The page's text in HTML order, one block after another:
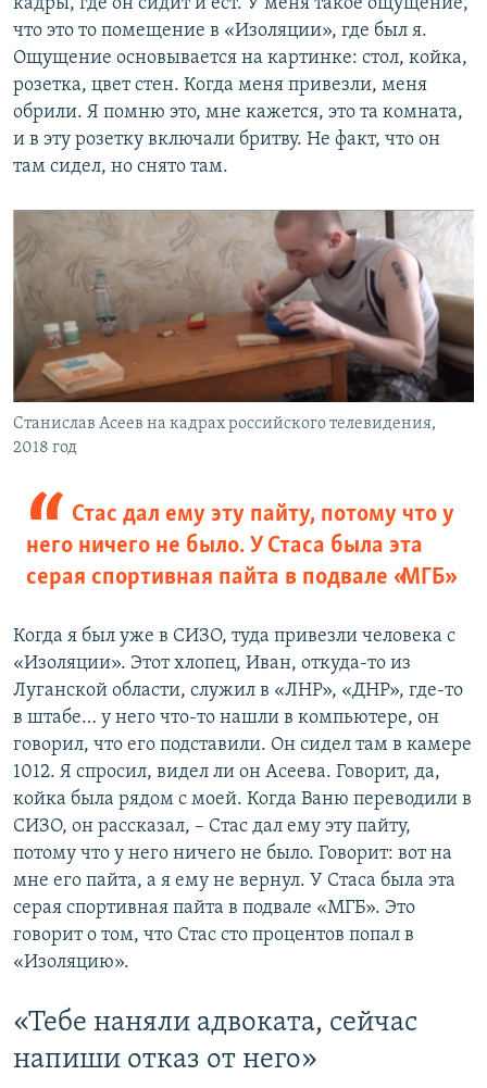
что это то помещение в «Изоляции», где был я.
Ощущение основывается на картинке: стол, койка,
розетка, цвет стен. Когда меня привезли, меня
обрили. Я помню это, мне кажется, это та комната,
и в эту розетку включали бритву. Не факт, что он
там сидел, но снято там.
Станислав Асеев на кадрах российского телевидения,
2018 год
Стас дал ему эту пайту, потому что у
него ничего не было. У Стаса была эта
серая спортивная пайта в подвале «МГБ»
Когда я был уже в СИЗО, туда привезли человека с
«Изоляции». Этот хлопец, Иван, откуда-то из
Луганской области, служил в «ЛНР», «ДНР», где-то
в штабе… у него что-то нашли в компьютере, он
говорил, что его подставили. Он сидел там в камере
1012. Я спросил, видел ли он Асеева. Говорит, да,
койка была рядом с моей. Когда Ваню переводили в
СИЗО, он рассказал, – Стас дал ему эту пайту,
потому что у него ничего не было. Говорит: вот на
мне его пайта, а я ему не вернул. У Стаса была эта
серая спортивная пайта в подвале «МГБ». Это
говорит о том, что Стас сто процентов попал в
«Изоляцию».
«Тебе наняли адвоката, сейчас
напиши отказ от него»